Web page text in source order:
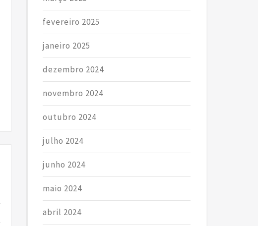
fevereiro 2025
janeiro 2025
dezembro 2024
novembro 2024
outubro 2024
julho 2024
junho 2024
maio 2024
abril 2024